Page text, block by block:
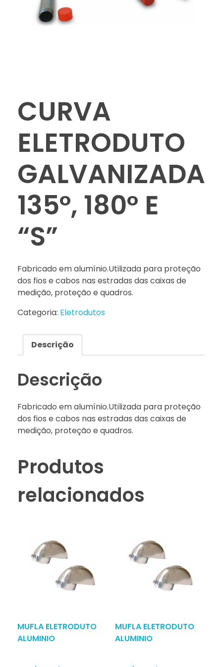
CURVA
ELETRODUTO
GALVANIZADA
135°, 180° E
“S”
Fabricado em alumínio.Utilizada para proteção
dos fios e cabos nas estradas das caixas de
medição, proteção e quadros.
Categoria: Eletrodutos
Descrição
Descrição
Fabricado em alumínio.Utilizada para proteção
dos fios e cabos nas estradas das caixas de
medição, proteção e quadros.
Produtos
relacionados
MUFLA ELETRODUTO
ALUMINIO
MUFLA ELETRODUTO
ALUMINIO